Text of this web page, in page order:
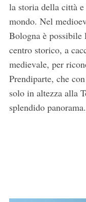
la storia della città
mondo. Nel
Bologna è
centro storico, a
medievale, per
Prendiparte, che
solo in altezza alla
splendido panorama.